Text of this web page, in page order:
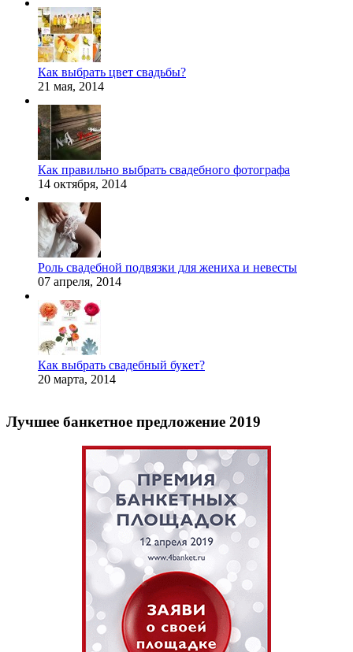
Как выбрать цвет свадьбы?
21 мая, 2014
Как правильно выбрать свадебного фотографа
14 октября, 2014
Роль свадебной подвязки для жениха и невесты
07 апреля, 2014
Как выбрать свадебный букет?
20 марта, 2014
Лучшее банкетное предложение 2019